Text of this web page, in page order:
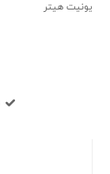
یونیت هیتر